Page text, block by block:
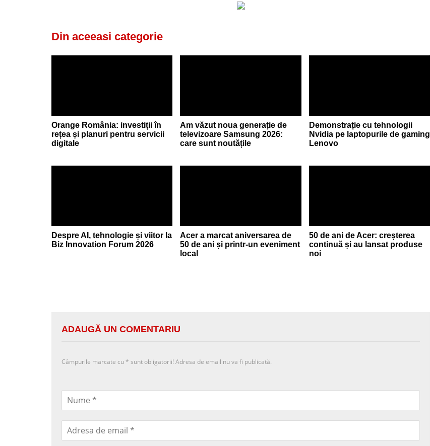
Din aceeasi categorie
Orange România: investiții în
rețea și planuri pentru servicii
digitale
Am văzut noua generație de
televizoare Samsung 2026:
care sunt noutățile
Demonstrație cu tehnologii
Nvidia pe laptopurile de gaming
Lenovo
Despre AI, tehnologie și viitor la
Biz Innovation Forum 2026
Acer a marcat aniversarea de
50 de ani și printr-un eveniment
local
50 de ani de Acer: creșterea
continuă și au lansat produse
noi
ADAUGĂ UN COMENTARIU
Câmpurile marcate cu * sunt obligatorii! Adresa de email nu va fi publicată.